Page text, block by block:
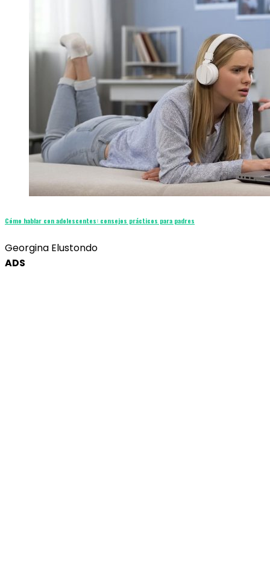
Cómo hablar con adolescentes: consejos prácticos para padres
Georgina Elustondo
ADS